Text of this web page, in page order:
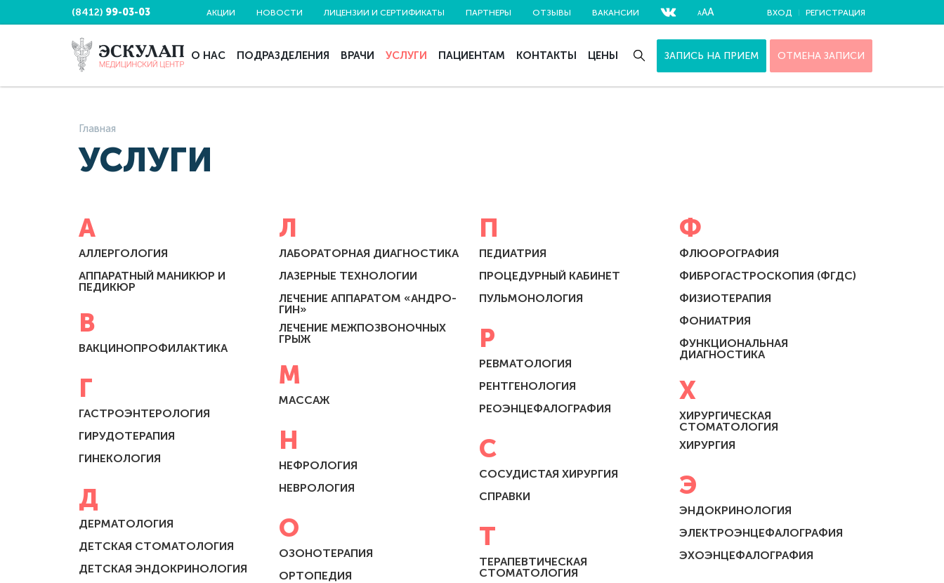
О НАС ПОДРАЗДЕЛЕНИЯ ВРАЧИ УСЛУГИ ПАЦИЕНТАМ КОНТАКТЫ ЦЕНЫ ЗАПИСЬ НА ПРИЕМ ОТМЕНА ЗАПИСИ
ВХОД РЕГИСТРАЦИЯ
АКЦИИ НОВОСТИ ЛИЦЕНЗИИ И СЕРТИФИКАТЫ ПАРТНЕРЫ ОТЗЫВЫ ВАКАНСИИ ААА
(8412) 99-03-03
Главная
УСЛУГИ
А
АЛЛЕРГОЛОГИЯ
АППАРАТНЫЙ МАНИКЮР И
ПЕДИКЮР
В
ВАКЦИНОПРОФИЛАКТИКА
Г
ГАСТРОЭНТЕРОЛОГИЯ
ГИРУДОТЕРАПИЯ
ГИНЕКОЛОГИЯ
Д
ДЕРМАТОЛОГИЯ
ДЕТСКАЯ СТОМАТОЛОГИЯ
ДЕТСКАЯ ЭНДОКРИНОЛОГИЯ
Л
ЛАБОРАТОРНАЯ ДИАГНОСТИКА
ЛАЗЕРНЫЕ ТЕХНОЛОГИИ
ЛЕЧЕНИЕ АППАРАТОМ «АНДРО-
ГИН»
ЛЕЧЕНИЕ МЕЖПОЗВОНОЧНЫХ
ГРЫЖ
М
МАССАЖ
Н
НЕФРОЛОГИЯ
НЕВРОЛОГИЯ
О
ОЗОНОТЕРАПИЯ
ОРТОПЕДИЯ
П
ПЕДИАТРИЯ
ПРОЦЕДУРНЫЙ КАБИНЕТ
ПУЛЬМОНОЛОГИЯ
Р
РЕВМАТОЛОГИЯ
РЕНТГЕНОЛОГИЯ
РЕОЭНЦЕФАЛОГРАФИЯ
С
СОСУДИСТАЯ ХИРУРГИЯ
СПРАВКИ
Т
ТЕРАПЕВТИЧЕСКАЯ
СТОМАТОЛОГИЯ
Ф
ФЛЮОРОГРАФИЯ
ФИБРОГАСТРОСКОПИЯ (ФГДС)
ФИЗИОТЕРАПИЯ
ФОНИАТРИЯ
ФУНКЦИОНАЛЬНАЯ
ДИАГНОСТИКА
Х
ХИРУРГИЧЕСКАЯ
СТОМАТОЛОГИЯ
ХИРУРГИЯ
Э
ЭНДОКРИНОЛОГИЯ
ЭЛЕКТРОЭНЦЕФАЛОГРАФИЯ
ЭХОЭНЦЕФАЛОГРАФИЯ